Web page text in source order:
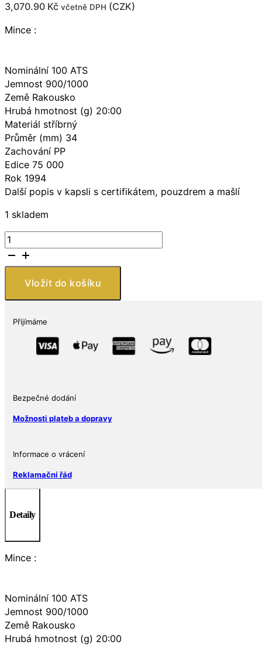
3,070.90 Kč včetně DPH (CZK)
Mince :
Nominální 100 ATS
Jemnost 900/1000
Země Rakousko
Hrubá hmotnost (g) 20:00
Materiál stříbrný
Průměr (mm) 34
Zachování PP
Edice 75 000
Rok 1994
Další popis v kapsli s certifikátem, pouzdrem a mašlí
1 skladem
Münze
Österreich
Franz
Josef
20
Vložit do košíku
Přijímáme
Bezpečné dodání
Možnosti plateb a dopravy
Informace o vrácení
Reklamační řád
Detaily
Mince :
Nominální 100 ATS
Jemnost 900/1000
Země Rakousko
Hrubá hmotnost (g) 20:00